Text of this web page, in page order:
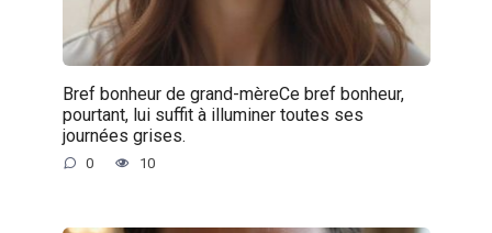
Bref bonheur de grand-mèreCe bref bonheur,
pourtant, lui suffit à illuminer toutes ses
journées grises.
0 10